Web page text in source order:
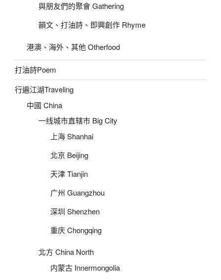
與朋友們的聚會 Gathering
韻文、打油詩、即興創作 Rhyme
港澳、海外、其他 Otherfood
打油詩Poem
行遍江湖Traveling
中國 China
一线城市直辖市 Big City
上海 Shanhai
北京 Beijing
天津 Tianjin
广州 Guangzhou
深圳 Shenzhen
重庆 Chongqing
北方 China North
内蒙古 Innermongolia